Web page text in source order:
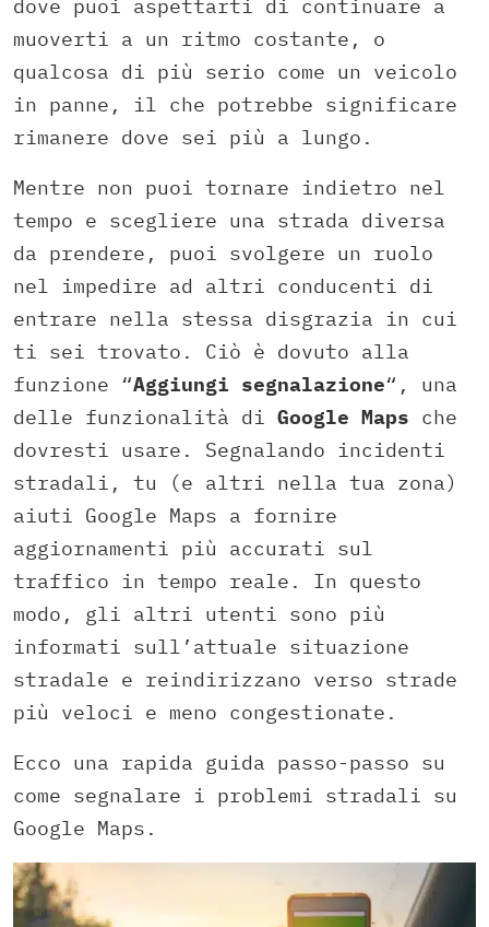
dove puoi aspettarti di continuare a
muoverti a un ritmo costante, o
qualcosa di più serio come un veicolo
in panne, il che potrebbe significare
rimanere dove sei più a lungo.
Mentre non puoi tornare indietro nel
tempo e scegliere una strada diversa
da prendere, puoi svolgere un ruolo
nel impedire ad altri conducenti di
entrare nella stessa disgrazia in cui
ti sei trovato. Ciò è dovuto alla
funzione “Aggiungi segnalazione“, una
delle funzionalità di Google Maps che
dovresti usare. Segnalando incidenti
stradali, tu (e altri nella tua zona)
aiuti Google Maps a fornire
aggiornamenti più accurati sul
traffico in tempo reale. In questo
modo, gli altri utenti sono più
informati sull’attuale situazione
stradale e reindirizzano verso strade
più veloci e meno congestionate.
Ecco una rapida guida passo-passo su
come segnalare i problemi stradali su
Google Maps.